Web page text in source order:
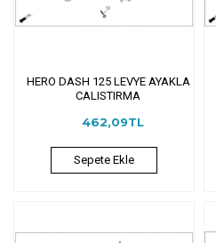
HERO DASH 125 LEVYE AYAKLA
CALISTIRMA
462,09TL
Sepete Ekle